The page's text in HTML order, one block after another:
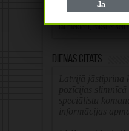
Alternative:
Dienas citāts
Jā